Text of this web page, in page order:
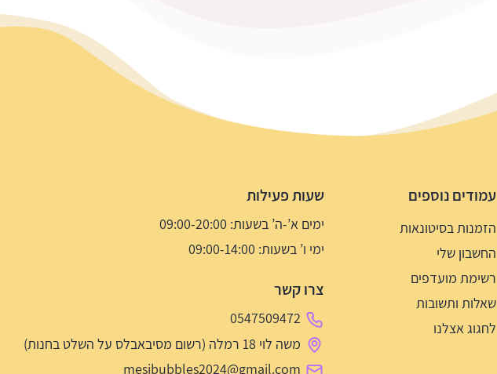
עמודים נוספים
הזמנות בסיטונאות
החשבון שלי
רשימת מועדפים
שאלות ותשובות
לחגוג אצלנו
שעות פעילות
ימים א’-ה’ בשעות: 09:00-20:00
ימי ו’ בשעות: 09:00-14:00
צרו קשר
0547509472
משה לוי 18 רמלה (רשום מסיבאבלס על השלט בחנות)
mesibubbles2024@gmail.com